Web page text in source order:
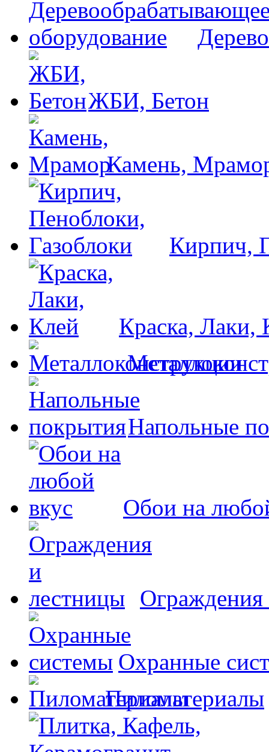
ЖБИ, Бетон
Камень,
Кирпич,
Краска, Лаки,
Напольные
Обои на
Охранные
Пиломатериалы